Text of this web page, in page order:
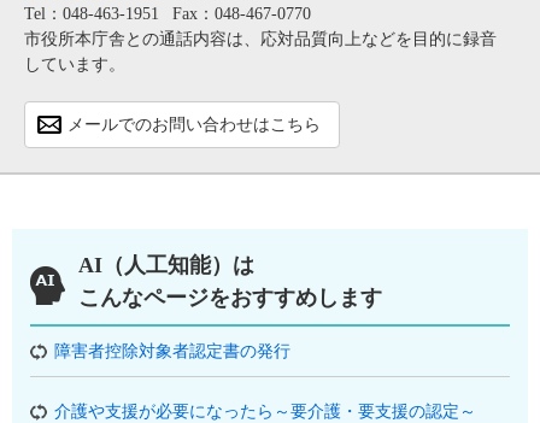
Tel：048-463-1951
Fax：048-467-0770
市役所本庁舎との通話内容は、応対品質向上などを目的に録音
しています。
メールでのお問い合わせはこちら
AI（人工知能）は
こんなページをおすすめします
障害者控除対象者認定書の発行
介護や支援が必要になったら～要介護・要支援の認定～